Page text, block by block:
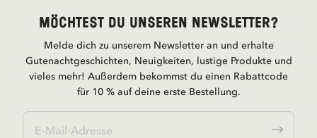
Möchtest du unseren Newsletter?
Melde dich zu unserem Newsletter an und erhalte
Gutenachtgeschichten, Neuigkeiten, lustige Produkte und
vieles mehr! Außerdem bekommst du einen Rabattcode
für 10 % auf deine erste Bestellung.